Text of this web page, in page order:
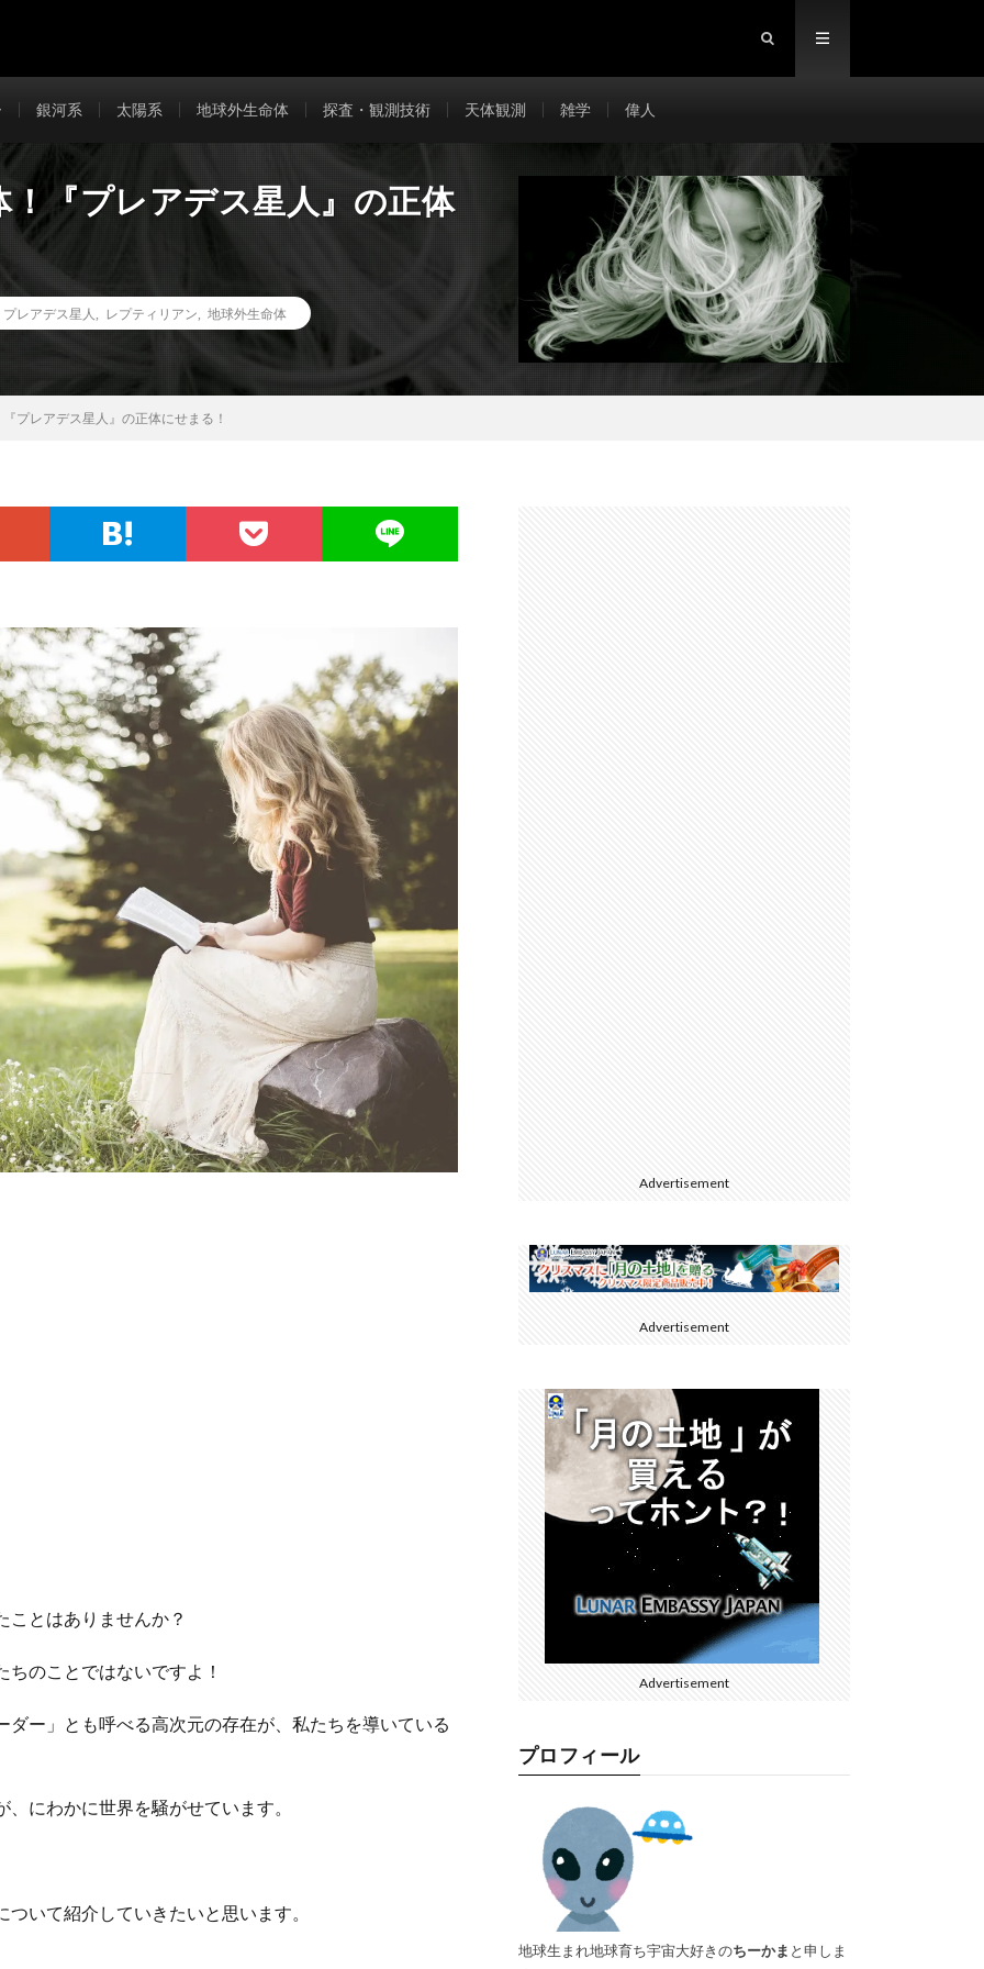
銀河系 太陽系 地球外生命体 探査・観測技術 天体観測 雑学 偉人
『プレアデス星人』の正体
プレアデス星人 レプティリアン 地球外生命体
プレアデス星人』の正体にせまる！
ことはありませんか？
のことではないですよ！
ー」とも呼べる高次元の存在が、私たちを導いている
にわかに世界を騒がせています。
ついて紹介していきたいと思います。
Advertisement
Advertisement
Advertisement
プロフィール
地球生まれ地球育ち宇宙大好きのちーかま と申しま